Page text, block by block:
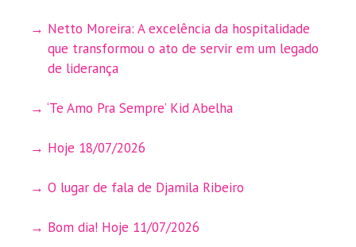
Netto Moreira: A excelência da hospitalidade
que transformou o ato de servir em um legado
de liderança
‘Te Amo Pra Sempre’ Kid Abelha
Hoje 18/07/2026
O lugar de fala de Djamila Ribeiro
Bom dia! Hoje 11/07/2026